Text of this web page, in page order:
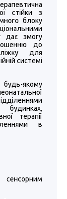
стійки з
блоку
дає змогу
до
для
системі
якому
терапії
в